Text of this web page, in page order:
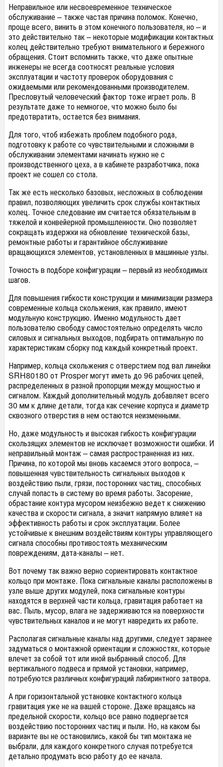
Неправильное или несвоевременное техническое
обслуживание – также частая причина поломок. Конечно,
проще всего, винить в этом конечного пользователя, но – и
это действительно так – некоторые модификации контактных
колец действительно требуют внимательного и бережного
обращения. Стоит вспомнить также, что даже опытные
инженеры не всегда соотносят реальные условия
эксплуатации и частоту проверок оборудования с
ожидаемыми или рекомендованными производителем.
Пресловутый человеческий фактор тоже играет роль. В
результате даже то немногое, что можно было бы
предотвратить, остается без внимания.
Для того, чтоб избежать проблем подобного рода,
подготовку к работе со чувствительными и сложными в
обслуживании элементами начинать нужно не с
производственного цеха, а в кабинете разработчика, пока
проект не сошел со стола.
Так же есть несколько базовых, несложных в соблюдении
правил, позволяющих увеличить срок службы контактных
колец. Точное следование им считается обязательным в
тяжелой и конвейерной промышленности. Оно позволяет
сокращать издержки на обновление технической базы,
ремонтные работы и гарантийное обслуживание
вращающихся элементов, установленных в машинные узлы.
Точность в подборе конфигурации – первый из необходимых
шагов.
Для повышения гибкости конструкции и минимизации размера
современные кольца скольжения, как правило, имеют
модульную конструкцию. Именно модульность дает
пользователю свободу самостоятельно определять число
силовых и сигнальных выходов, подбирать оптимальную по
характеристикам сборку под каждый конкретный проект.
Например, кольца скольжения с отверстием под вал линейки
SRH80180 от Prosper могут иметь до 96 рабочих цепей,
распределенных в разной пропорции между мощностью и
сигналом. Каждый дополнительный модуль добавляет всего
30 мм к длине детали, тогда как сечение корпуса и диаметр
сквозного отверстия в нем остаются неизменными.
Но, даже модульность и высокая гибкость конфигурации
скользящих элементов не исключает возможности ошибки. И
неправильный монтаж – самая распространенная из них.
Причина, по которой мы вновь касаемся этого вопроса, –
повышенная чувствительность сигнальных выходов к
воздействию пыли, грязи, посторонних частиц, способных
случай попасть в систему во время работы. Засорение,
обрастание контура мусором неизбежно ведет к снижению
качества и скорости сигнала, а значит напрямую влияет на
эффективность работы и срок эксплуатации. Более
устойчивые к внешним воздействиям контуры управляющего
сигнала способны противостоять механическим
повреждениям, дата-каналы – нет.
Вот почему так важно верно сориентировать контактное
кольцо при монтаже. Пока сигнальные каналы расположены в
узле выше других модулей, пока сигнальные контуры
находятся в верхней части кольца, гравитация работает на
вас. Пыль, мусор, влага не задерживаются на поверхности
чувствительных каналов и не могут навредить их работе.
Располагая сигнальные каналы над другими, следует заранее
задуматься о монтажной ориентации и сложностях, которые
влечет за собой тот или иной выбранный способ. Для
вертикального подвеса и прямой установки, например,
потребуются различных конфигураций лабиринтного затвора.
А при горизонтальной установке контактного кольца
гравитация уже не на вашей стороне. Даже вращаясь на
предельной скорости, кольцо все равно подвергается
воздействию посторонних частиц и пыли. Но, на каком бы
варианте вы не остановились, какой бы тип монтажа не
выбрали, для каждого конкретного случая потребуется
детально продумать всю работу до ее начала.